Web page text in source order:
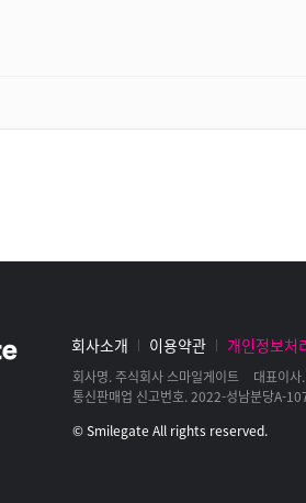
회사소개 이용약관 개인정보처
회사명 주식회사 스마일게이트 대표이사
통신판매업 신고번호 2022-성남분당A-
© Smilegate All rights reserved.